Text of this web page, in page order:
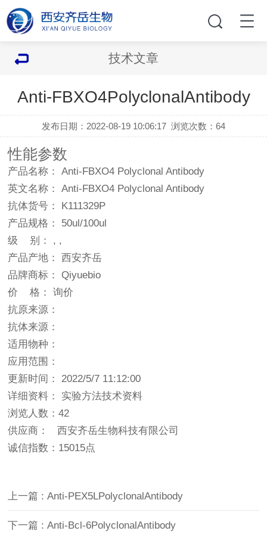
技术文章
Anti-FBXO4PolyclonalAntibody
发布日期：2022-08-19 10:06:17 浏览次数：64
性能参数
产品名称： Anti-FBXO4 Polyclonal Antibody
英文名称： Anti-FBXO4 Polyclonal Antibody
抗体货号： K111329P
产品规格： 50ul/100ul
级 别： , ,
产品产地： 西安齐岳
品牌商标： Qiyuebio
价 格： 询价
抗原来源：
抗体来源：
适用物种：
应用范围：
更新时间： 2022/5/7 11:12:00
详细资料： 实验方法技术资料
浏览人数：42
供应商： 西安齐岳生物科技有限公司
诚信指数： 15015点
上一篇 : Anti-PEX5LPolyclonalAntibody
下一篇 : Anti-Bcl-6PolyclonalAntibody